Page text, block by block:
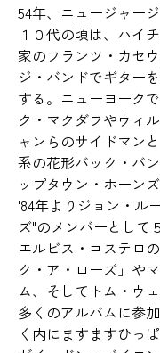
54年、ニュージャー
１０代の頃は、ハイ
家のフランツ・カセ
ジ・バンドでギター
する。ニューヨーク
ク・マクダフやウィ
ャンらのサイドマン
系の花形バック・バ
ップタウン・ホーン
'84年よりジョン・ル
ズ"のメンバーとして
エルビス・コステロ
ク・ア・ローズ」や
ム、そしてトム・ウ
多くのアルバムに参
く内にますますひっ